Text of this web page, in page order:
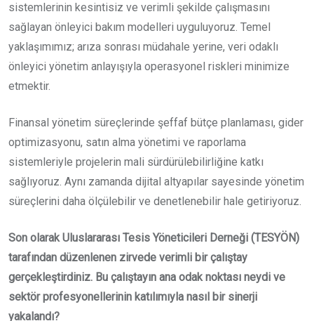
sistemlerinin kesintisiz ve verimli şekilde çalışmasını
sağlayan önleyici bakım modelleri uyguluyoruz. Temel
yaklaşımımız; arıza sonrası müdahale yerine, veri odaklı
önleyici yönetim anlayışıyla operasyonel riskleri minimize
etmektir.
Finansal yönetim süreçlerinde şeffaf bütçe planlaması, gider
optimizasyonu, satın alma yönetimi ve raporlama
sistemleriyle projelerin mali sürdürülebilirliğine katkı
sağlıyoruz. Aynı zamanda dijital altyapılar sayesinde yönetim
süreçlerini daha ölçülebilir ve denetlenebilir hale getiriyoruz.
Son olarak Uluslararası Tesis Yöneticileri Derneği (TESYÖN)
tarafından düzenlenen zirvede verimli bir çalıştay
gerçekleştirdiniz. Bu çalıştayın ana odak noktası neydi ve
sektör profesyonellerinin katılımıyla nasıl bir sinerji
yakalandı?